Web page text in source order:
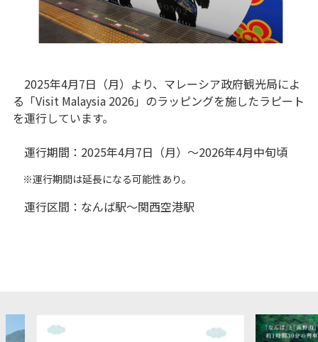
2025年4月7日（月）より、マレーシア政府観光局によ
る「Visit Malaysia 2026」のラッピングを施したラピート
を運行しています。
運行期間：2025年4月7日（月）～2026年4月中旬頃
※運行期間は延長になる可能性あり。
運行区間：なんば駅～関西空港駅